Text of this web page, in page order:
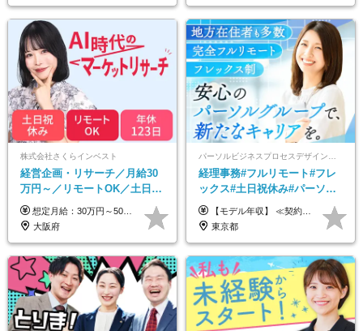
株式会社さくらインベスト
経営企画・リサーチ／月給30
万円～／リモートOK／土日祝
休み／生成AIを活用できる方
歓迎
想定月給：30万円～50万円程度＋各種手当＋賞与年2回 ※想定年収：400万円～600万円 ※経験・能力等考慮の上、規定により優遇 ※上記月給には固定残業代を含みます。固定残業代は、時間外労働の有無に関わらず月10時間分（月2.2万円（月収30万円の場合）～3.6万円（月収50万円の場合））を支給し、超過分は追加で支給します ※試用期間2ヶ月（待遇に差異なし） 【固定残業代について】 固定残業10時間分（22,000円～36,000円）を含む ※超過分は別途全額支給
大阪府
経理事務#フルリモート#フレ
ックス#土日祝休み#パーソル
グループ#年休120日以上#正社
員登用あり#服装自由
【モデル年収】 ≪契約社員≫ 年収330万円 (基本給23万 ＋ 地区手当3万円 ＋ 賞与)：都内在住 年収264万円 (基本給21万 ＋ 賞与)：静岡県在住 --------------- ●月給21万円～28万9900円＋賞与（年2回）＋各種手当 ●1年目想定給与：年収264万円～364万円 ●経験やスキルに応じて優遇します！ ※お住まいの地域により0～3万円の地区手当を支給しております ※試用期間中（3ヶ月間）の雇用形態および待遇に差異はありません ※残業代については選考時に詳細をご説明します ※通算契約期間の上限は5年となります ≪アルバイト≫ ●時給1,250円～2,300円 ●経験やスキルに応じて優遇します！ ●ご希望に応じ、扶養内での勤務も可能です！ ※試用期間中の雇用形態および待遇に差異はありません
東京都